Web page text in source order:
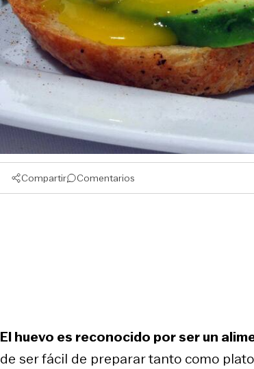
Compartir Comentarios
El huevo es reconocido por ser un
de ser fácil de preparar tanto como